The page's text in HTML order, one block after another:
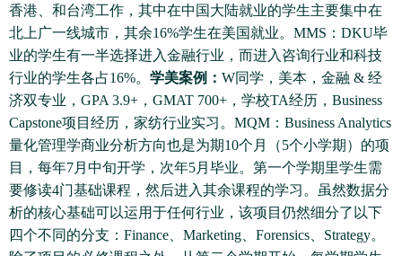
香港、和台湾工作，其中在中国大陆就业的学生主要集中在
北上广一线城市，其余16%学生在美国就业。MMS：DKU毕
业的学生有一半选择进入金融行业，而进入咨询行业和科技
行业的学生各占16%。 学美案例： W同学，美本，金融 & 经
济双专业，GPA 3.9+，GMAT 700+，学校TA经历，Business
Capstone项目经历，家纺行业实习。MQM：Business Analytics
量化管理学商业分析方向也是为期10个月（5个小学期）的项
目，每年7月中旬开学，次年5月毕业。第一个学期里学生需
要修读4门基础课程，然后进入其余课程的学习。虽然数据分
析的核心基础可以运用于任何行业，该项目仍然细分了以下
四个不同的分支：Finance、Marketing、Forensics、Strategy。